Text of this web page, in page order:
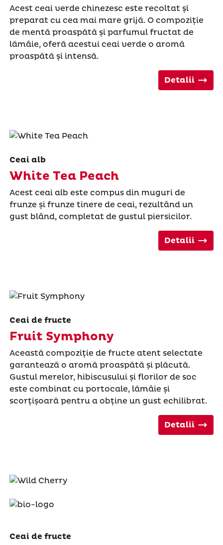
Acest ceai verde chinezesc este recoltat și
preparat cu cea mai mare grijă. O compoziție
de mentă proaspătă și parfumul fructat de
lămâie, oferă acestui ceai verde o aromă
proaspătă și intensă.
Detalii
Ceai alb
White Tea Peach
Acest ceai alb este compus din muguri de
frunze și frunze tinere de ceai, rezultând un
gust blând, completat de gustul piersicilor.
Detalii
Ceai de fructe
Fruit Symphony
Această compoziție de fructe atent selectate
garantează o aromă proaspătă și plăcută.
Gustul merelor, hibiscusului și florilor de soc
este combinat cu portocale, lămâie și
scorțișoară pentru a obține un gust echilibrat.
Detalii
Ceai de fructe